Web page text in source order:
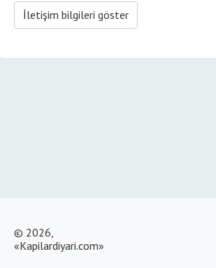
İletişim bilgileri göster
© 2026,
«Kapilardiyari.com»